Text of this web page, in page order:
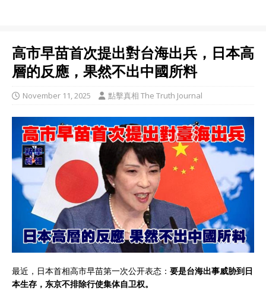
高市早苗首次提出對台海出兵，日本高
層的反應，果然不出中國所料
November 11, 2025 點擊真相 The Truth Journal
最近，日本首相高市早苗第一次公开表态： 要是台海出事威胁到日
本生存，东京不排除行使集体自卫权。